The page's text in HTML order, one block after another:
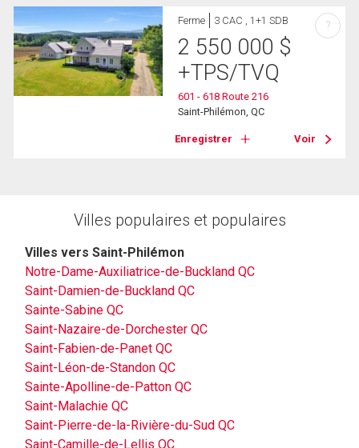
Ferme 3 CAC , 1+1 SDB
2 550 000 $
+TPS/TVQ
601 - 618 Route 216
Saint-Philémon, QC
Enregistrer Voir
?
Villes populaires et populaires
Villes vers Saint-Philémon
Notre-Dame-Auxiliatrice-de-Buckland QC
Saint-Damien-de-Buckland QC
Sainte-Sabine QC
Saint-Nazaire-de-Dorchester QC
Saint-Fabien-de-Panet QC
Saint-Léon-de-Standon QC
Sainte-Apolline-de-Patton QC
Saint-Malachie QC
Saint-Pierre-de-la-Rivière-du-Sud QC
Saint-Camille-de-Lellis QC